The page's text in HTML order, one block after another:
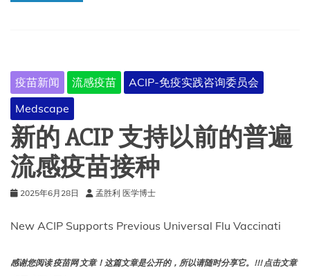
疫苗新闻 流感疫苗
ACIP-免疫实践咨询委员会
Medscape
新的 ACIP 支持以前的普遍
流感疫苗接种
2025年6月28日 孟胜利 医学博士
New ACIP Supports Previous Universal Flu Vaccinati
感谢您阅读 疫苗网 文章！这篇文章是公开的，所以请随时分享它。!!! 点击文章